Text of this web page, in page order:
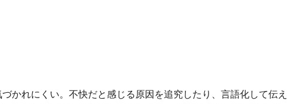
かれにくい。不快だと感じる原因を追究したり、言語化して伝え